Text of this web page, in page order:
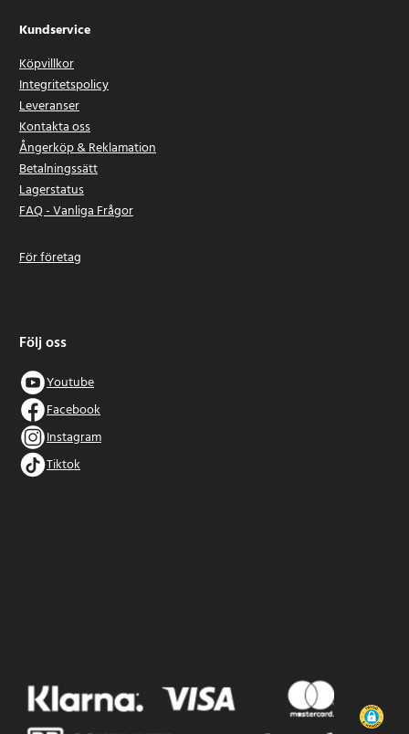
Kundservice
Köpvillkor
Integritetspolicy
Leveranser
Kontakta oss
Ångerköp & Reklamation
Betalningssätt
Lagerstatus
FAQ - Vanliga Frågor
För företag
Följ oss
Youtube
Facebook
Instagram
Tiktok